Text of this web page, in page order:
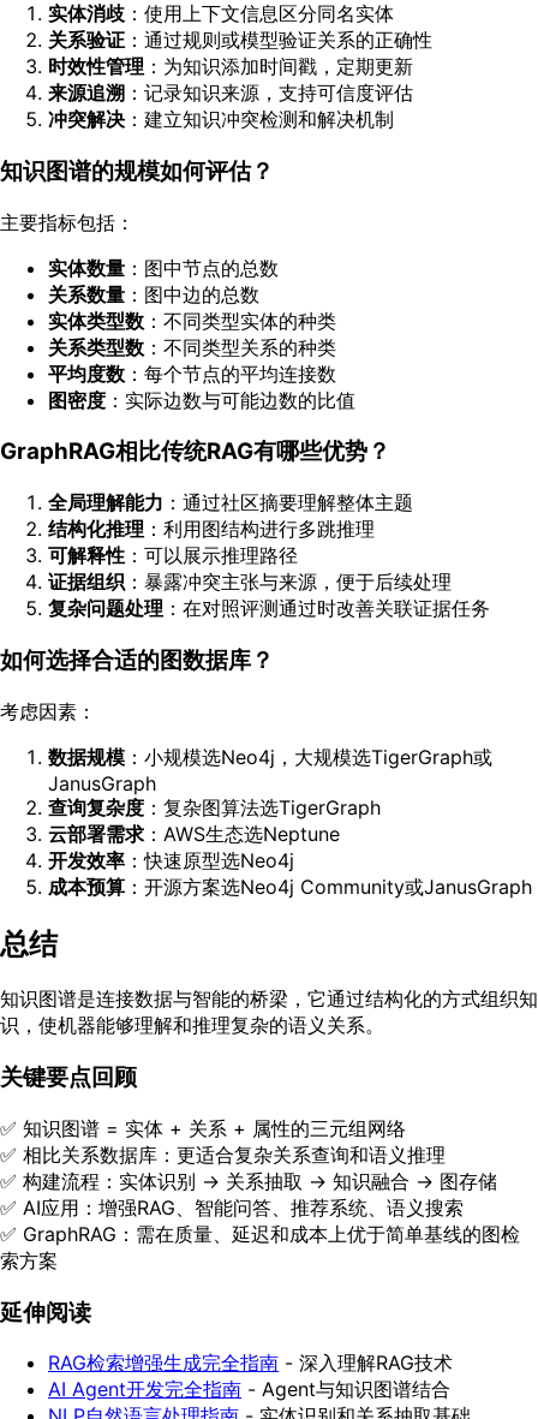
实体消歧 ：使用上下文信息区分同名实体
关系验证 ：通过规则或模型验证关系的正确性
时效性管理 ：为知识添加时间戳，定期更新
来源追溯 ：记录知识来源，支持可信度评估
冲突解决 ：建立知识冲突检测和解决机制
知识图谱的规模如何评估？
主要指标包括：
实体数量 ：图中节点的总数
关系数量 ：图中边的总数
实体类型数 ：不同类型实体的种类
关系类型数 ：不同类型关系的种类
平均度数 ：每个节点的平均连接数
图密度 ：实际边数与可能边数的比值
GraphRAG相比传统RAG有哪些优势？
全局理解能力 ：通过社区摘要理解整体主题
结构化推理 ：利用图结构进行多跳推理
可解释性 ：可以展示推理路径
证据组织 ：暴露冲突主张与来源，便于后续处理
复杂问题处理 ：在对照评测通过时改善关联证据任务
如何选择合适的图数据库？
考虑因素：
数据规模 ：小规模选Neo4j，大规模选TigerGraph或
JanusGraph
查询复杂度 ：复杂图算法选TigerGraph
云部署需求 ：AWS生态选Neptune
开发效率 ：快速原型选Neo4j
成本预算 ：开源方案选Neo4j Community或JanusGraph
总结
知识图谱是连接数据与智能的桥梁，它通过结构化的方式组织知
识，使机器能够理解和推理复杂的语义关系。
关键要点回顾
✅ 知识图谱 = 实体 + 关系 + 属性的三元组网络
✅ 相比关系数据库：更适合复杂关系查询和语义推理
✅ 构建流程：实体识别 → 关系抽取 → 知识融合 → 图存储
✅ AI应用：增强RAG、智能问答、推荐系统、语义搜索
✅ GraphRAG：需在质量、延迟和成本上优于简单基线的图检
索方案
延伸阅读
RAG检索增强生成完全指南 - 深入理解RAG技术
AI Agent开发完全指南 - Agent与知识图谱结合